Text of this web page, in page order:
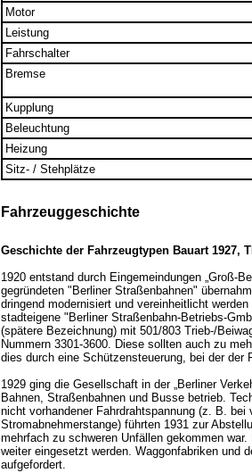
Motor
Leistung
Fahrschalter
Bremse
Kupplung
Beleuchtung
Heizung
Sitz- / Stehplätze
Fahrzeuggeschichte
Geschichte der Fahrzeugtypen Bauart 1927,
1920 entstand durch Eingemeindungen „Groß-
gegründeten "Berliner Straßenbahnen"
dringend modernisiert und vereinheitlicht
stadteigene "Berliner Straßenbahn-Betriebs-
(spätere Bezeichnung) mit 501/803 Trieb-/
Nummern 3301-3600. Diese sollten auch zu
dies durch eine Schützensteuerung, bei der
1929 ging die Gesellschaft in der „Berliner
Bahnen, Straßenbahnen und Busse betrieb.
nicht vorhandener Fahrdrahtspannung (z. B. bei
Stromabnehmerstange) führten 1931 zur
mehrfach zu schweren Unfällen gekommen
weiter eingesetzt werden. Waggonfabriken und
aufgefordert.